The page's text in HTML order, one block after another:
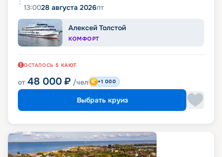
13:0028 августа 2026пт
Алексей Толстой
КОМФОРТ
ОСТАЛОСЬ 5 КАЮТ
от 48 000 ₽ /чел +1 000
Выбрать круиз